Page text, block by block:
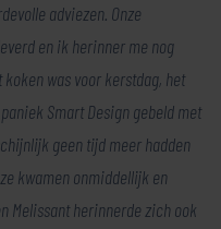
adviezen. Onze
en ik herinner me nog
was voor kerstdag, het
Smart Design gebeld met
geen tijd meer hadden
kwamen onmiddellijk en
Melissant herinnerde zich ook